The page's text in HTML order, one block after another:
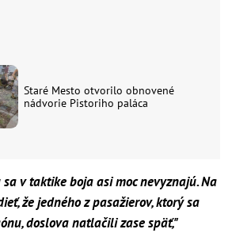
Staré Mesto otvorilo obnovené
nádvorie Pistoriho paláca
v taktike boja asi moc nevyznajú. Na
že jedného z pasažierov, ktorý sa
doslova natlačili zase späť,"